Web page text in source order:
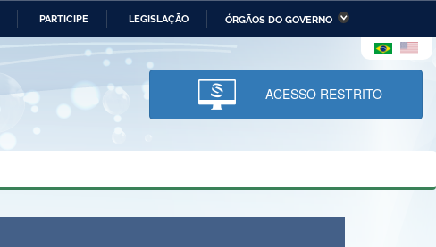
PARTICIPE LEGISLAÇÃO ÓRGÃOS DO GOVERNO
Ministério da Economia Ministério da Infraestrutura
Ministério da Ciência,
Tecnologia, Inovações e
Comunicações
e dos Direitos Humanos
Planalto
ACESSO RESTRITO